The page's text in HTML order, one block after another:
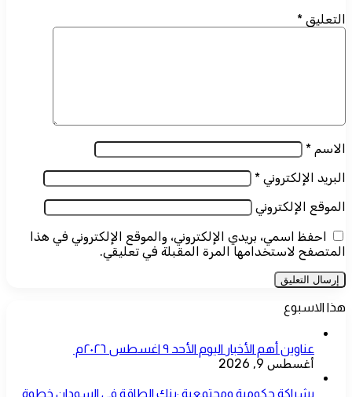
التعليق *
الاسم *
البريد الإلكتروني *
الموقع الإلكتروني
احفظ اسمي، بريدي الإلكتروني، والموقع الإلكتروني في هذا
المتصفح لاستخدامها المرة المقبلة في تعليقي.
هذا الاسبوع
عناوين أهم الأخبار اليوم الأحد ٩ اغسطس ٢٠٢٦م ​
أغسطس 9, 2026
بشراكة حكومية ومجتمعية :بنك الطاقة في السودان خطوة